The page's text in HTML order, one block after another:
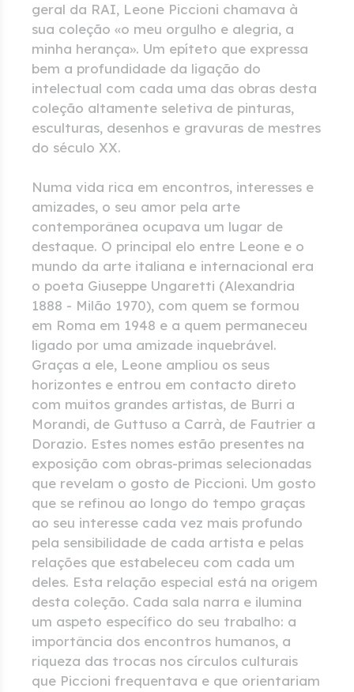
geral da RAI, Leone Piccioni chamava à
sua coleção «o meu orgulho e alegria, a
minha herança». Um epíteto que expressa
bem a profundidade da ligação do
intelectual com cada uma das obras desta
coleção altamente seletiva de pinturas,
esculturas, desenhos e gravuras de mestres
do século XX.
Numa vida rica em encontros, interesses e
amizades, o seu amor pela arte
contemporânea ocupava um lugar de
destaque. O principal elo entre Leone e o
mundo da arte italiana e internacional era
o poeta Giuseppe Ungaretti (Alexandria
1888 - Milão 1970), com quem se formou
em Roma em 1948 e a quem permaneceu
ligado por uma amizade inquebrável.
Graças a ele, Leone ampliou os seus
horizontes e entrou em contacto direto
com muitos grandes artistas, de Burri a
Morandi, de Guttuso a Carrà, de Fautrier a
Dorazio. Estes nomes estão presentes na
exposição com obras-primas selecionadas
que revelam o gosto de Piccioni. Um gosto
que se refinou ao longo do tempo graças
ao seu interesse cada vez mais profundo
pela sensibilidade de cada artista e pelas
relações que estabeleceu com cada um
deles. Esta relação especial está na origem
desta coleção. Cada sala narra e ilumina
um aspeto específico do seu trabalho: a
importância dos encontros humanos, a
riqueza das trocas nos círculos culturais
que Piccioni frequentava e que orientariam